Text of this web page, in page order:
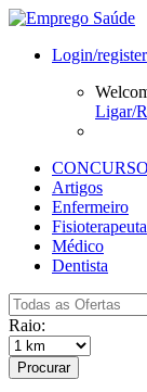
Login/register
Ligar/
Artigos
Enfermeiro
Fisioterapeuta
Médico
Dentista
Raio:
Procurar